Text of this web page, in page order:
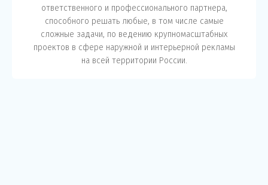
ответственного и профессионального партнера,
способного решать любые, в том числе самые
сложные задачи, по ведению крупномасштабных
проектов в сфере наружной и интерьерной рекламы
на всей территории России.